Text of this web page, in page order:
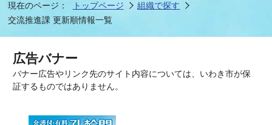
現在のページ： トップページ
組織で探す
交流推進課 更新順情報一覧
広告バナー
バナー広告やリンク先のサイト内容については、いわき市が保
証するものではありません。